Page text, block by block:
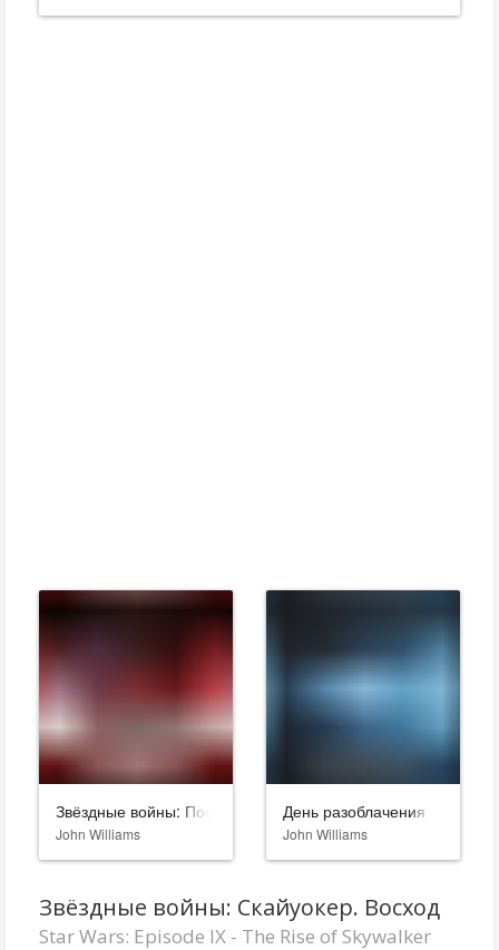
Звёздные войны: Последние джедаи
John Williams
День разоблачения
John Williams
Звёздные войны: Скайуокер. Восход
Star Wars: Episode IX - The Rise of Skywalker